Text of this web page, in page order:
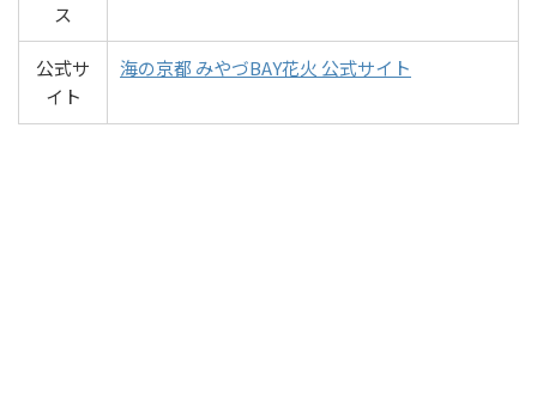
ス
公式サ
イト
海の京都 みやづBAY花火 公式サイト